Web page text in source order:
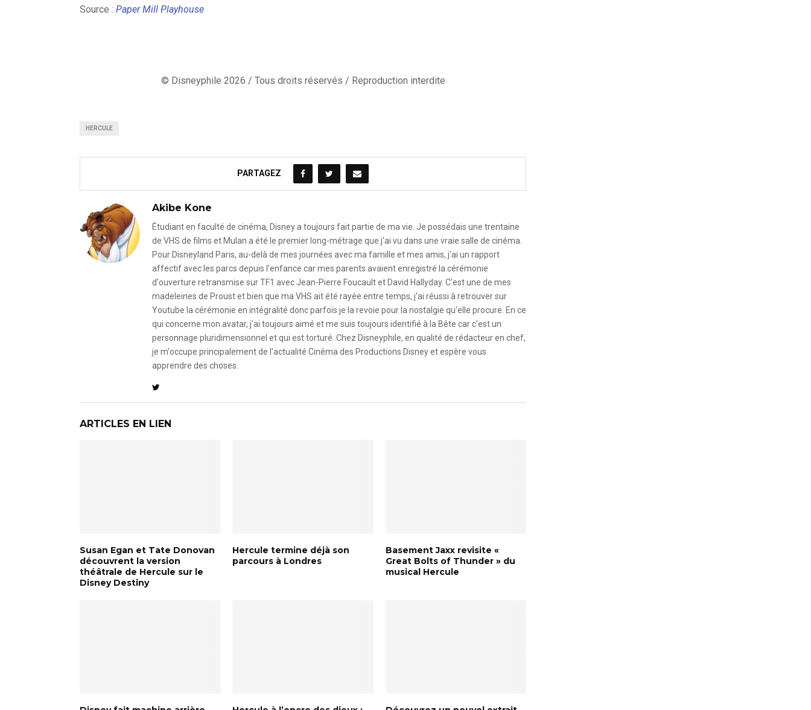
Source : Paper Mill Playhouse
© Disneyphile 2026 / Tous droits réservés / Reproduction interdite
HERCULE
PARTAGEZ
Akibe Kone
Étudiant en faculté de cinéma, Disney a toujours fait partie de ma vie. Je possédais une trentaine
de VHS de films et Mulan a été le premier long-métrage que j'ai vu dans une vraie salle de cinéma.
Pour Disneyland Paris, au-delà de mes journées avec ma famille et mes amis, j'ai un rapport
affectif avec les parcs depuis l'enfance car mes parents avaient enregistré la cérémonie
d'ouverture retransmise sur TF1 avec Jean-Pierre Foucault et David Hallyday. C'est une de mes
madeleines de Proust et bien que ma VHS ait été rayée entre temps, j'ai réussi à retrouver sur
Youtube la cérémonie en intégralité donc parfois je la revoie pour la nostalgie qu'elle procure. En ce
qui concerne mon avatar, j'ai toujours aimé et me suis toujours identifié à la Bête car c'est un
personnage pluridimensionnel et qui est torturé. Chez Disneyphile, en qualité de rédacteur en chef,
je m'occupe principalement de l'actualité Cinéma des Productions Disney et espère vous
apprendre des choses.
ARTICLES EN LIEN
Susan Egan et Tate Donovan
découvrent la version
théâtrale de Hercule sur le
Disney Destiny
Hercule termine déjà son
parcours à Londres
Basement Jaxx revisite «
Great Bolts of Thunder » du
musical Hercule